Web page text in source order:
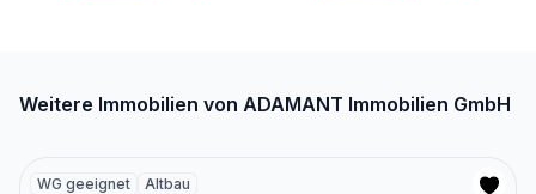
Weitere Immobilien von ADAMANT Immobilien GmbH
WG geeignet Altbau